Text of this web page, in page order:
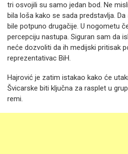
tri osvojili su samo jedan bod. Ne
bila loša kako se sada predstavlja. Da
bile potpuno drugačije. U nogometu
percepciju nastupa. Siguran sam da
neće dozvoliti da ih medijski pritisak
reprezentativac BiH.
Hajrović je zatim istakao kako će
Švicarske biti ključna za rasplet u
remi.